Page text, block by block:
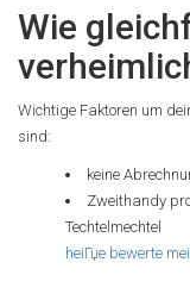
Wie
Wichtige Faktoren um
sind:
keine
Zweithandy
Techtelmechtel
heiГџe bewerte